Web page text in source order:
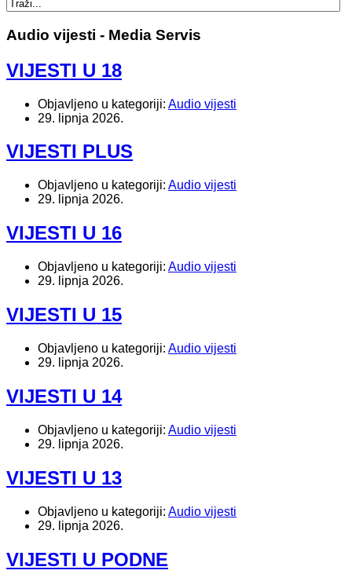
Audio vijesti - Media Servis
VIJESTI U 18
Objavljeno u kategoriji: Audio vijesti
29. lipnja 2026.
VIJESTI PLUS
Objavljeno u kategoriji: Audio vijesti
29. lipnja 2026.
VIJESTI U 16
Objavljeno u kategoriji: Audio vijesti
29. lipnja 2026.
VIJESTI U 15
Objavljeno u kategoriji: Audio vijesti
29. lipnja 2026.
VIJESTI U 14
Objavljeno u kategoriji: Audio vijesti
29. lipnja 2026.
VIJESTI U 13
Objavljeno u kategoriji: Audio vijesti
29. lipnja 2026.
VIJESTI U PODNE